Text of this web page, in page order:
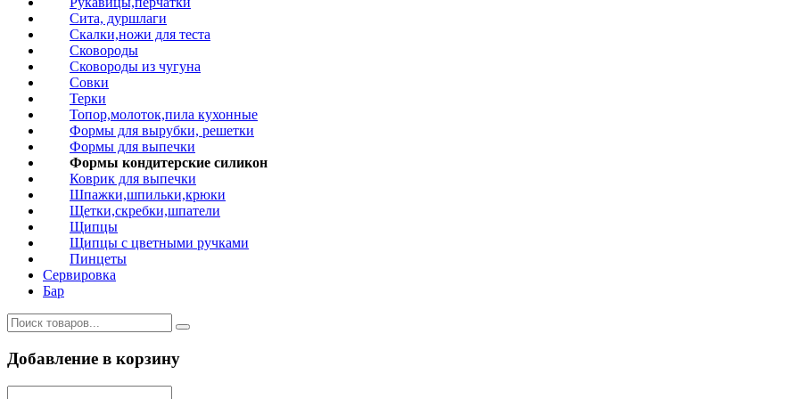
Сита, дуршлаги
Скалки,ножи для теста
Сковороды
Сковороды из чугуна
Совки
Терки
Топор,молоток,пила кухонные
Формы для вырубки, решетки
Формы для выпечки
Формы кондитерские силикон
Коврик для выпечки
Шпажки,шпильки,крюки
Щетки,скребки,шпатели
Щипцы
Щипцы с цветными ручками
Пинцеты
Сервировка
Бар
Добавление в корзину